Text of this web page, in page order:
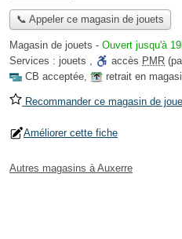
📞 Appeler ce magasin de jouets
Magasin de jouets - Ouvert jusqu'à
Services : jouets , accès PMR
CB acceptée, retrait en
Recommander ce magasin de
Améliorer cette fiche
Autres magasins à Auxerre